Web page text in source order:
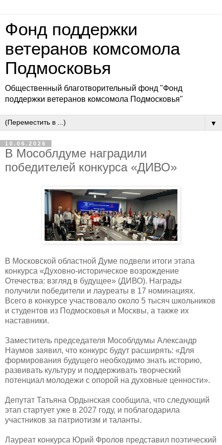
Фонд поддержки
ветеранов комсомола
Подмосковья
Общественный благотворительный фонд "Фонд
поддержки ветеранов комсомола Подмосковья"
▼
10.06.2026
В Мособлдуме наградили
победителей конкурса «ДИВО»
В Московской областной Думе подвели итоги этапа
конкурса «Духовно-историческое возрождение
Отечества: взгляд в будущее» (ДИВО). Награды
получили победители и лауреаты в 17 номинациях.
Всего в конкурсе участвовало около 5 тысяч школьников
и студентов из Подмосковья и Москвы, а также их
наставники.
Заместитель председателя Мособлдумы Александр
Наумов заявил, что конкурс будут расширять: «Для
формирования будущего необходимо знать историю,
развивать культуру и поддерживать творческий
потенциал молодежи с опорой на духовные ценности».
Депутат Татьяна Ордынская сообщила, что следующий
этап стартует уже в 2027 году, и поблагодарила
участников за патриотизм и таланты.
Лауреат конкурса Юрий Фролов представил поэтический